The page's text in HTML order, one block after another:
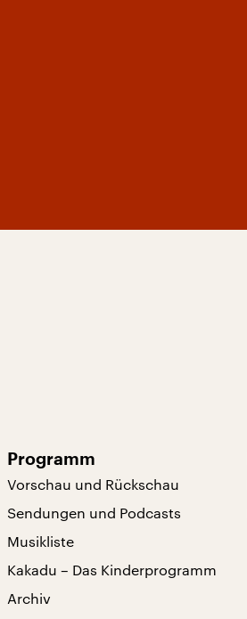
Programm
Vorschau und Rückschau
Sendungen und Podcasts
Musikliste
Kakadu – Das Kinderprogramm
Archiv